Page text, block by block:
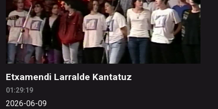
Etxamendi Larralde Kantatuz
01:29:19
2026-06-09